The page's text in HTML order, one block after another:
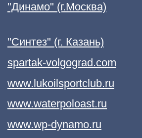
"Динамо" (г.Москва)
"Синтез" (г. Казань)
spartak-volgograd.com
www.lukoilsportclub.ru
www.waterpoloast.ru
www.wp-dynamo.ru